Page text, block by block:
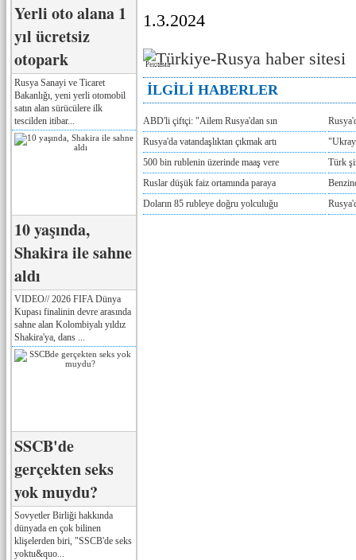
Yerli oto alana 1
yıl ücretsiz
otopark
Rusya Sanayi ve Ticaret
Bakanlığı, yeni yerli otomobil
satın alan sürücülere ilk
tescilden itibar...
10 yaşında,
Shakira ile sahne
aldı
VIDEO// 2026 FIFA Dünya
Kupası finalinin devre arasında
sahne alan Kolombiyalı yıldız
Shakira'ya, dans ...
SSCB'de
gerçekten seks
yok muydu?
Sovyetler Birliği hakkında
dünyada en çok bilinen
klişelerden biri, "SSCB'de seks
yoktu&quo...
1.3.2024
Реклама
İLGİLİ HABERLER
ABD'li çiftçi: "Ailem Rusya'dan sın
Rusya'da vatandaşlıktan çıkmak artı
500 bin rublenin üzerinde maaş vere
Türk
Ruslar düşük faiz ortamında paraya
Doların 85 rubleye doğru yolculuğu